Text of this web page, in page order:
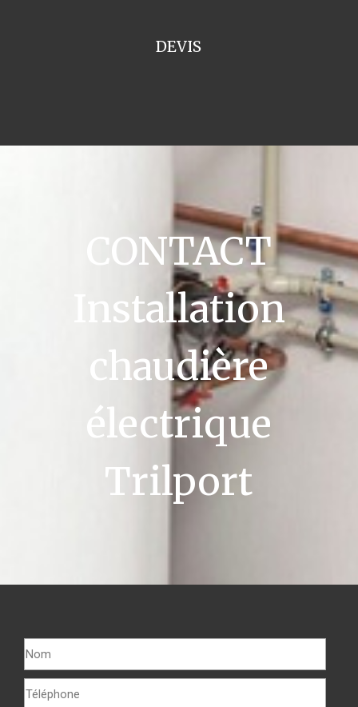
DEVIS
CONTACT
Installation
chaudière
électrique
Trilport